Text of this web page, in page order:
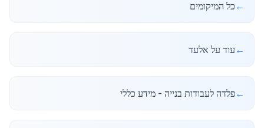
← כל המיקומים
← עוד על אלעד
←פלדה לעבודות בנייה - מידע כללי